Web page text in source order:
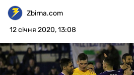
РІЗНЕZbirna.com
12 січня 2020, 13:08